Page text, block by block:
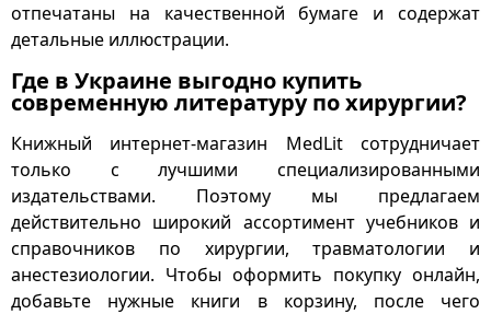
отпечатаны на качественной бумаге и содержат
детальные иллюстрации.
Где в Украине выгодно купить
современную литературу по хирургии?
Книжный интернет-магазин MedLit сотрудничает
только с лучшими специализированными
издательствами. Поэтому мы предлагаем
действительно широкий ассортимент учебников и
справочников по хирургии, травматологии и
анестезиологии. Чтобы оформить покупку онлайн,
добавьте нужные книги в корзину, после чего